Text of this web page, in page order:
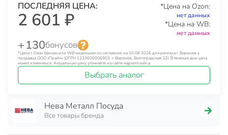
ПОСЛЕДНЯЯ ЦЕНА:
2 601 ₽
*Цена на Ozon:
нет данных
*Цена на WB:
нет данных
+ 130бонусов
*Цена с Озон банком или WB кошельком по состоянию на 10.08.2026 для региона г. Воронеж у
продавца ООО «Прайм» (ОГРН 1233600006903, г. Воронеж, Волгоградская 32). В течение дня цена
может изменяться. Актуальную цену уточняйте на сайте маркетплейса.
Выбрать аналог
Нева Металл Посуда
Все товары бренда